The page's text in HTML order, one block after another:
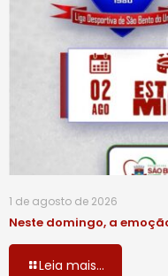
1 de agosto de 2026
Neste domingo, a
Leia mais...